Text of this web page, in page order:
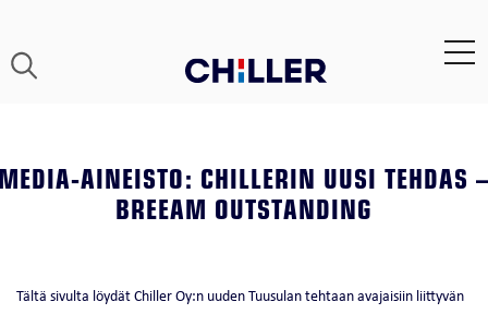
AINEISTO: CHILLERIN UUSI TEHDAS
BREEAM OUTSTANDING
Tältä sivulta löydät Chiller Oy:n uuden Tuusulan tehtaan avajaisiin liittyvän